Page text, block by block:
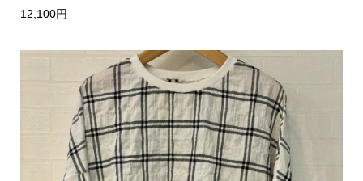
12,100円